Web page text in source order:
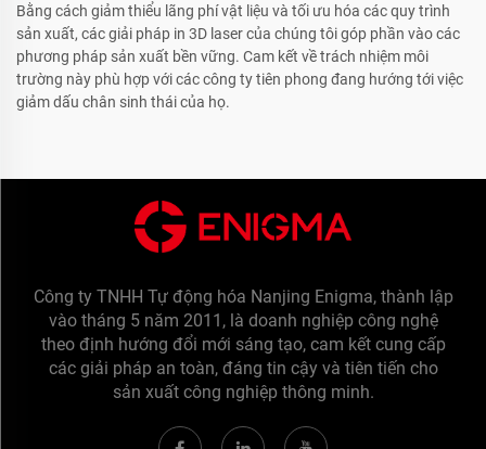
Bằng cách giảm thiểu lãng phí vật liệu và tối ưu hóa các quy trình
sản xuất, các giải pháp in 3D laser của chúng tôi góp phần vào các
phương pháp sản xuất bền vững. Cam kết về trách nhiệm môi
trường này phù hợp với các công ty tiên phong đang hướng tới việc
giảm dấu chân sinh thái của họ.
Công ty TNHH Tự động hóa Nanjing Enigma, thành lập
vào tháng 5 năm 2011, là doanh nghiệp công nghệ
theo định hướng đổi mới sáng tạo, cam kết cung cấp
các giải pháp an toàn, đáng tin cậy và tiên tiến cho
sản xuất công nghiệp thông minh.